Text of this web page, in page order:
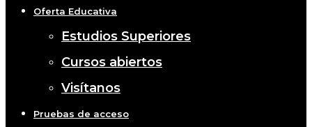
Oferta Educativa
Estudios Superiores
Cursos abiertos
Visítanos
Pruebas de acceso